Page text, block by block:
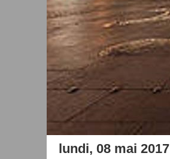
lundi, 08 mai 2017